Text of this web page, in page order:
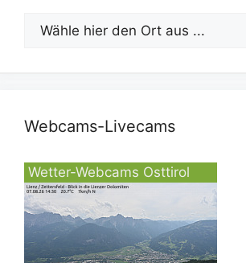
Webcams-Livecams
Wetter-Webcams Osttirol